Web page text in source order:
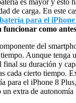
de carga. En este
batería para el
funcionar como
del
Aunque tenga
final su duración y
cada cierto tiempo.
para el iPhone 8
un extra de autonomía